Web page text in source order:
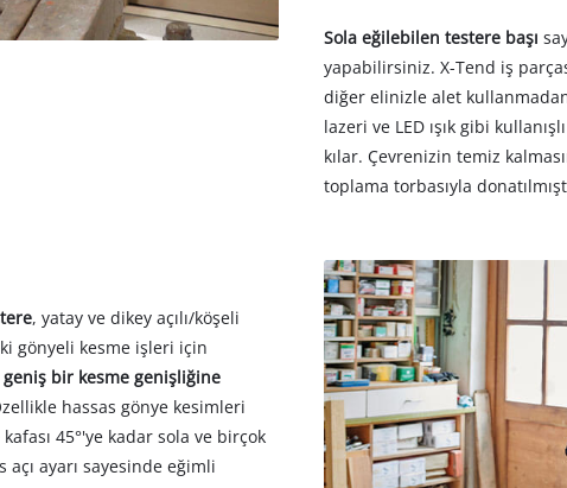
Sola eğilebilen testere başı
yapabilirsiniz. X-Tend iş
diğer elinizle alet
lazeri ve LED ışık gibi
kılar. Çevrenizin temiz
toplama torbasıyla
, yatay ve dikey açılı/köşeli
gönyeli kesme işleri için
geniş bir kesme genişliğine
hassas gönye kesimleri
45°'ye kadar sola ve birçok
ayarı sayesinde eğimli